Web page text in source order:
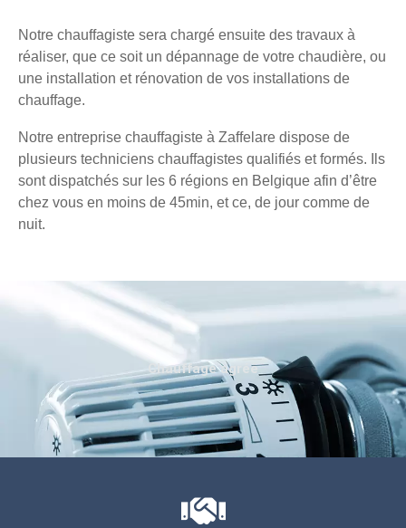
Notre chauffagiste sera chargé ensuite des travaux à
réaliser, que ce soit un dépannage de votre chaudière, ou
une installation et rénovation de vos installations de
chauffage.
Notre entreprise chauffagiste à Zaffelare dispose de
plusieurs techniciens chauffagistes qualifiés et formés. Ils
sont dispatchés sur les 6 régions en Belgique afin d’être
chez vous en moins de 45min, et ce, de jour comme de
nuit.
Chauffage agréé